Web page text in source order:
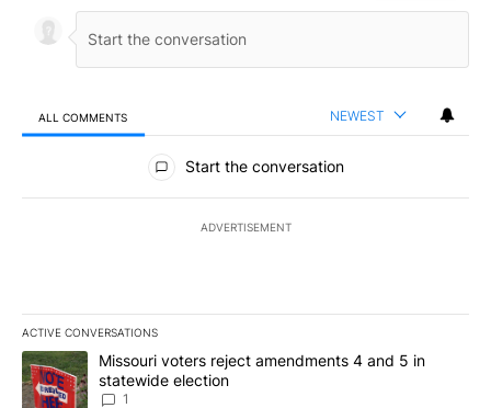
ALL COMMENTS NEWEST
All Comments
Start the conversation
ADVERTISEMENT
ACTIVE CONVERSATIONS
The following is a list of the most commented articles in the last
A trending article titled "Missouri voters reject amendments 4
Missouri voters reject amendments 4 and 5 in
statewide election
1